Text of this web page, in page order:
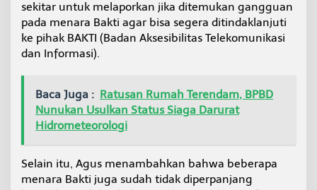
sekitar untuk melaporkan jika ditemukan gangguan
pada menara Bakti agar bisa segera ditindaklanjuti
ke pihak BAKTI (Badan Aksesibilitas Telekomunikasi
dan Informasi).
Baca Juga : Ratusan Rumah Terendam, BPBD
Nunukan Usulkan Status Siaga Darurat
Hidrometeorologi
Selain itu, Agus menambahkan bahwa beberapa
menara Bakti juga sudah tidak diperpanjang